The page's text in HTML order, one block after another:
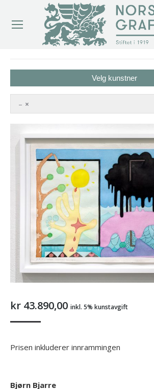
Velg kunstner
×
–
kr 43.890,00 inkl. 5% kunstavgift
Prisen inkluderer innrammingen
Bjørn Bjarre